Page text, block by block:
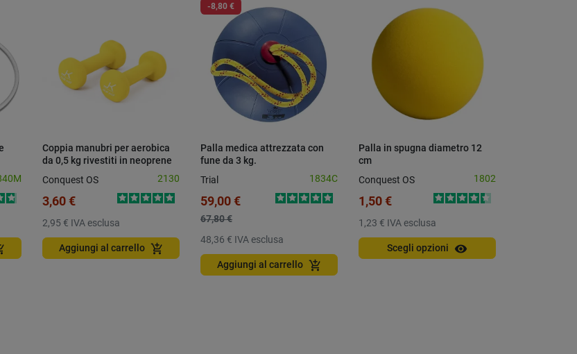
Coppia manubri per aerobica
da 0,5 kg rivestiti in neoprene
Conquest OS 2130
3,60 €
2,95 € IVA esclusa
Aggiungi al carrello add_shopping_cart
-8,80 €
Palla medica attrezzata con
fune da 3 kg.
Trial 1834C
59,00 €
67,80 €
48,36 € IVA esclusa
Aggiungi al carrello add_shopping_cart
Palla in spugna diametro 12
cm
Conquest OS 1802
1,50 €
1,23 € IVA esclusa
Scegli opzioni visibility